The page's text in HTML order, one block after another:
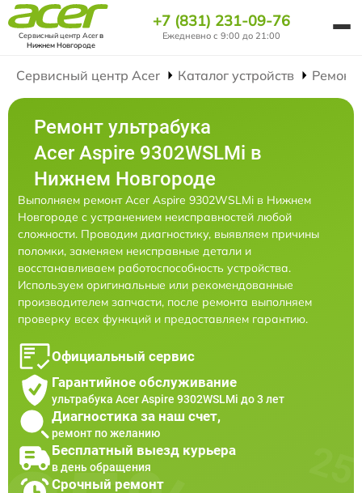
Сервисный центр Acerв
Нижнем Новгороде
+7 (831) 231-09-76
Ежедневно с 9:00 до 21:00
Сервисный центр Acer Каталог устройств Ремонт
Ремонт ультрабука
Acer Aspire 9302WSLMi в
Нижнем Новгороде
Выполняем ремонт Acer Aspire 9302WSLMi в Нижнем
Новгороде с устранением неисправностей любой
сложности. Проводим диагностику, выявляем причины
поломки, заменяем неисправные детали и
восстанавливаем работоспособность устройства.
Используем оригинальные или рекомендованные
производителем запчасти, после ремонта выполняем
проверку всех функций и предоставляем гарантию.
Официальный сервис
Гарантийное обслуживание
ультрабука Acer Aspire 9302WSLMi до 3 лет
Диагностика за наш счет,
ремонт по желанию
Бесплатный выезд курьера
в день обращения
Срочный ремонт